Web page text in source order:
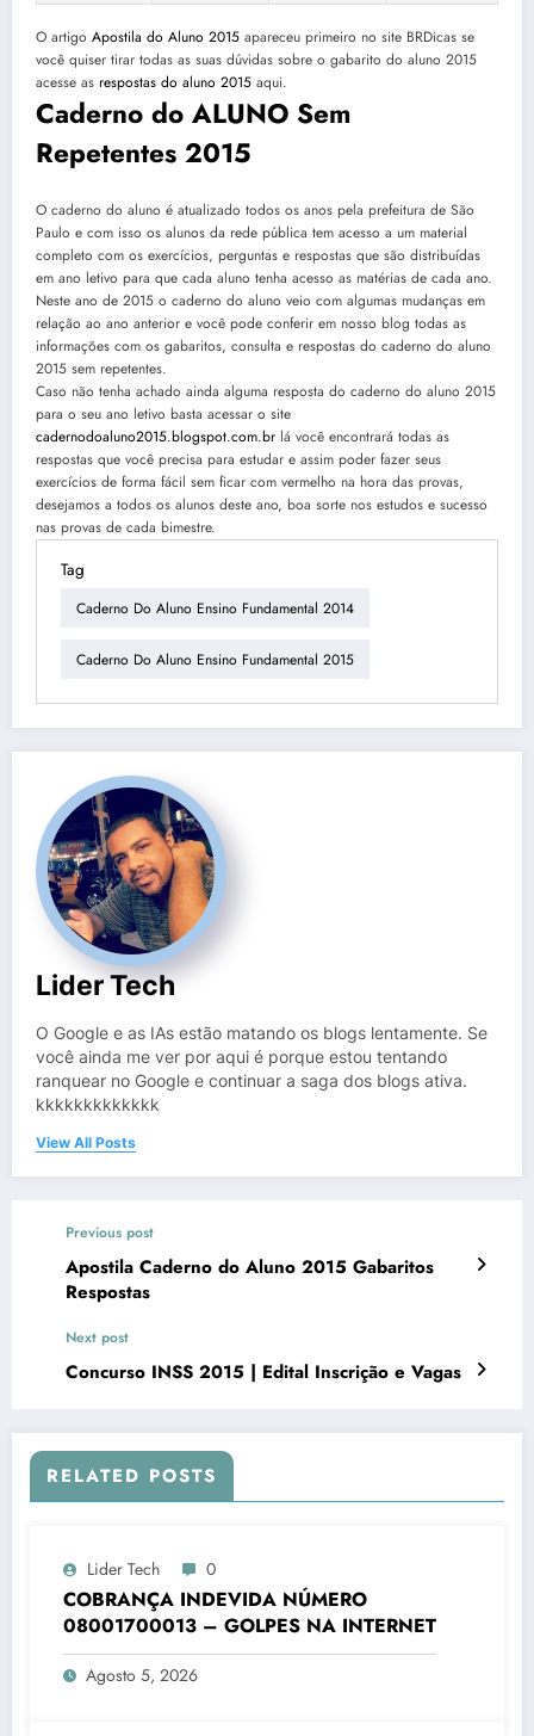
O artigo Apostila do Aluno 2015 apareceu primeiro no site BRDicas se
você quiser tirar todas as suas dúvidas sobre o gabarito do aluno 2015
acesse as respostas do aluno 2015 aqui.
Caderno do ALUNO Sem
Repetentes 2015
O caderno do aluno é atualizado todos os anos pela prefeitura de São
Paulo e com isso os alunos da rede pública tem acesso a um material
completo com os exercícios, perguntas e respostas que são distribuídas
em ano letivo para que cada aluno tenha acesso as matérias de cada ano.
Neste ano de 2015 o caderno do aluno veio com algumas mudanças em
relação ao ano anterior e você pode conferir em nosso blog todas as
informações com os gabaritos, consulta e respostas do caderno do aluno
2015 sem repetentes.
Caso não tenha achado ainda alguma resposta do caderno do aluno 2015
para o seu ano letivo basta acessar o site
cadernodoaluno2015.blogspot.com.br lá você encontrará todas as
respostas que você precisa para estudar e assim poder fazer seus
exercícios de forma fácil sem ficar com vermelho na hora das provas,
desejamos a todos os alunos deste ano, boa sorte nos estudos e sucesso
nas provas de cada bimestre.
Tag
Caderno Do Aluno Ensino Fundamental 2014
Caderno Do Aluno Ensino Fundamental 2015
Lider Tech
O Google e as IAs estão matando os blogs lentamente. Se
você ainda me ver por aqui é porque estou tentando
ranquear no Google e continuar a saga dos blogs ativa.
kkkkkkkkkkkkk
View All Posts
Previous post
Apostila Caderno do Aluno 2015 Gabaritos
Respostas
Next post
Concurso INSS 2015 | Edital Inscrição e Vagas
RELATED POSTS
Lider Tech 0
COBRANÇA INDEVIDA NÚMERO
08001700013 – GOLPES NA INTERNET
Agosto 5, 2026